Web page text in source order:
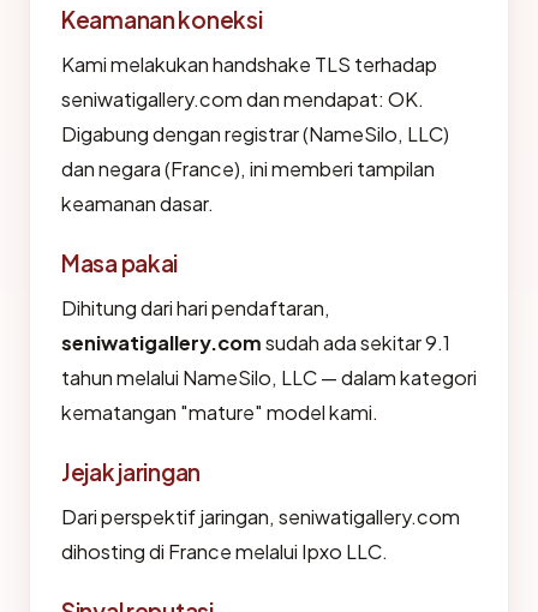
Keamanan koneksi
Kami melakukan handshake TLS terhadap
seniwatigallery.com dan mendapat: OK.
Digabung dengan registrar (NameSilo, LLC)
dan negara (France), ini memberi tampilan
keamanan dasar.
Masa pakai
Dihitung dari hari pendaftaran,
seniwatigallery.comsudah ada sekitar 9.1
tahun melalui NameSilo, LLC — dalam kategori
kematangan "mature" model kami.
Jejak jaringan
Dari perspektif jaringan, seniwatigallery.com
dihosting di France melalui Ipxo LLC.